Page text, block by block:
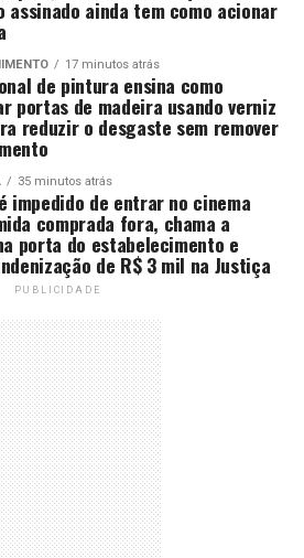
assinado ainda tem como acionar
17 minutos atrás
de pintura ensina como
portas de madeira usando verniz
reduzir o desgaste sem remover
35 minutos atrás
impedido de entrar no cinema
comprada fora, chama a
porta do estabelecimento e
de R$ 3 mil na Justiça
PUBLICIDADE